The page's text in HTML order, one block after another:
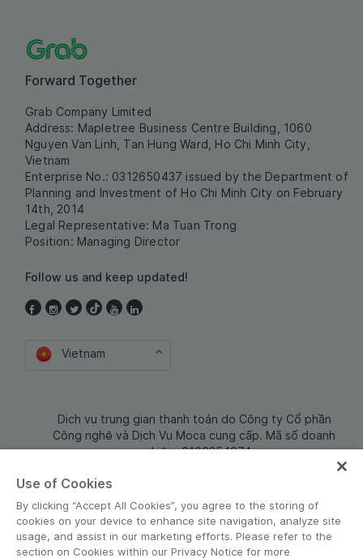
Forward Together
Grab Company Limited
Address: Mapletree Business Centre Building, 1060
Nguyen Van Linh, Tan Hung Ward, Ho Chi Minh City,
Vietnam
Enterprise No.: 0312650437 issued by the Department of
Planning and Investment of Ho Chi Minh City on February
14th, 2014
Legal Representative: Ma Tuan Trong
Position: Managing Director
Follow us and keep updated!
Vietnam
Dịch vụ trung gian thanh toán do Công ty Cổ phần
Công nghệ và Dịch Vụ Moca cung cấp. Mã số doanh
nghiệp: 0106254974
Use of Cookies
By clicking “Accept All Cookies”, you agree to the storing of
cookies on your device to enhance site navigation, analyze site
usage, and assist in our marketing efforts. Please refer to the
section on Cookies within our Privacy Notice for more